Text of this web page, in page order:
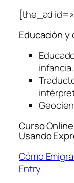
[the_ad
Educación y
infancia.
Curso
Usando
Cómo
Entry